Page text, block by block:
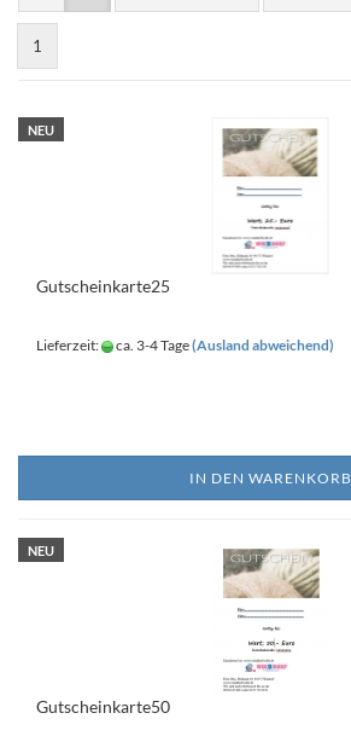
1
NEU
Gutscheinkarte25
Lieferzeit: ca. 3-4 Tage(Ausland abweichend)
IN DEN WARENKORB
NEU
Gutscheinkarte50